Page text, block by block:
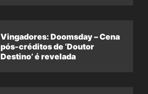
Vingadores: Doomsday – Cena
pós-créditos de ‘Doutor
Destino’ é revelada